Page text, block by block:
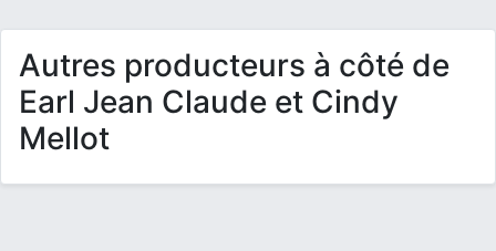
Autres producteurs à côté de
Earl Jean Claude et Cindy
Mellot